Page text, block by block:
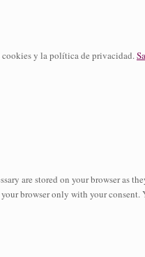
cookies y la política de privacidad.
are stored on your browser as
browser only with your